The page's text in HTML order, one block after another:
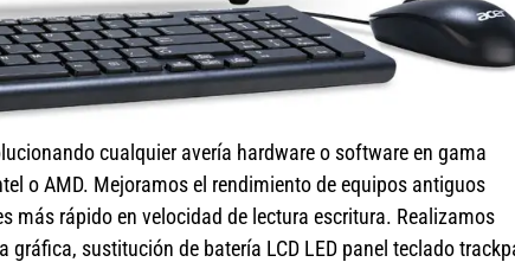
cualquier avería hardware o software en gama
o AMD. Mejoramos el rendimiento de equipos antiguos
más rápido en velocidad de lectura escritura. Realizamos
sustitución de batería LCD LED panel teclado